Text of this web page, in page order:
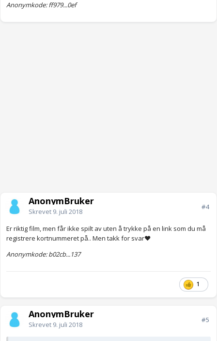
Anonymkode: ff979...0ef
AnonymBruker
Skrevet 9. juli 2018
#4
Er riktig film, men får ikke spilt av uten å trykke på en link som du må
registrere kortnummeret på.. Men takk for svar❤
Anonymkode: b02cb...137
1
AnonymBruker
Skrevet 9. juli 2018
#5